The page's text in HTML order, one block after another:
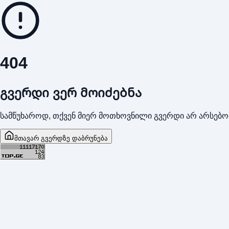
404
გვერდი ვერ მოიძებნა
სამწუხაროდ, თქვენ მიერ მოთხოვნილი გვერდი არ
მთავარ გვერდზე დაბრუნება